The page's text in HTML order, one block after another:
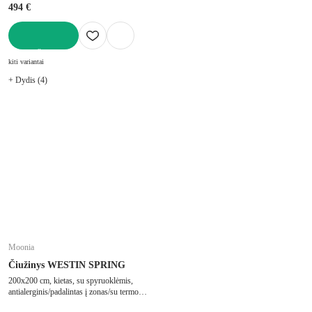
494 €
kiti variantai
+ Dydis (4)
Moonia
Čiužinys WESTIN SPRING
200x200 cm, kietas, su spyruoklėmis,
antialerginis/padalintas į zonas/su termo